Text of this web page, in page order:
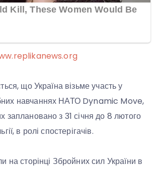
що Україна візьме участь у
навчаннях НАТО Dynamic Move,
заплановано з 31 січня до 8 лютого
в ролі спостерігачів.
на сторінці Збройних сил України в